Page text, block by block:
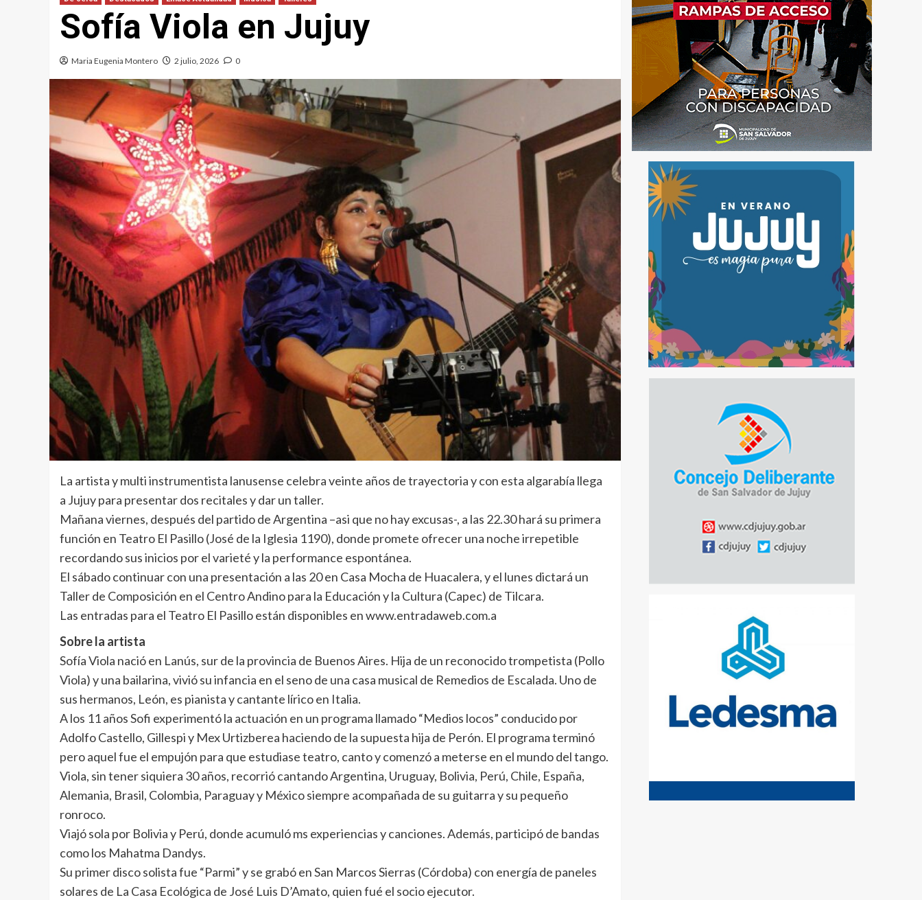
Sofía Viola en Jujuy
Maria Eugenia Montero 2 julio, 2026 0
La artista y multi instrumentista lanusense celebra veinte años de trayectoria y con esta algarabía llega
a Jujuy para presentar dos recitales y dar un taller.
Mañana viernes, después del partido de Argentina –asi que no hay excusas-, a las 22.30 hará su primera
función en Teatro El Pasillo (José de la Iglesia 1190), donde promete ofrecer una noche irrepetible
recordando sus inicios por el varieté y la performance espontánea.
El sábado continuar con una presentación a las 20 en Casa Mocha de Huacalera, y el lunes dictará un
Taller de Composición en el Centro Andino para la Educación y la Cultura (Capec) de Tilcara.
Las entradas para el Teatro El Pasillo están disponibles en www.entradaweb.com.a
Sobre la artista
Sofía Viola nació en Lanús, sur de la provincia de Buenos Aires. Hija de un reconocido trompetista (Pollo
Viola) y una bailarina, vivió su infancia en el seno de una casa musical de Remedios de Escalada. Uno de
sus hermanos, León, es pianista y cantante lírico en Italia.
A los 11 años Sofi experimentó la actuación en un programa llamado “Medios locos” conducido por
Adolfo Castello, Gillespi y Mex Urtizberea haciendo de la supuesta hija de Perón. El programa terminó
pero aquel fue el empujón para que estudiase teatro, canto y comenzó a meterse en el mundo del tango.
Viola, sin tener siquiera 30 años, recorrió cantando Argentina, Uruguay, Bolivia, Perú, Chile, España,
Alemania, Brasil, Colombia, Paraguay y México siempre acompañada de su guitarra y su pequeño
ronroco.
Viajó sola por Bolivia y Perú, donde acumuló ms experiencias y canciones. Además, participó de bandas
como los Mahatma Dandys.
Su primer disco solista fue “Parmi” y se grabó en San Marcos Sierras (Córdoba) con energía de paneles
solares de La Casa Ecológica de José Luis D’Amato, quien fué el socio ejecutor.